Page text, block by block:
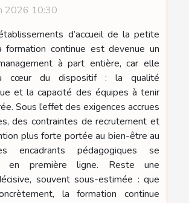
2026 10:30
d’accueil de la petite
formation continue est devenue un
à part entière, car elle
cœur du dispositif : la qualité
et la capacité des équipes à tenir
Sous l’effet des exigences accrues
des contraintes de recrutement et
plus forte portée au bien-être au
encadrants pédagogiques se
en première ligne. Reste une
souvent sous-estimée : que
la formation continue